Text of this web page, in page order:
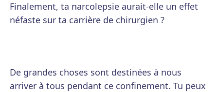
Finalement, ta narcolepsie aurait-elle un effet
néfaste sur ta carrière de chirurgien ?
De grandes choses sont destinées à nous
arriver à tous pendant ce confinement. Tu peux